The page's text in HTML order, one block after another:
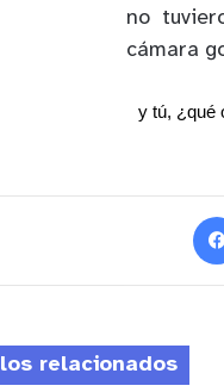
no
cámara
y tú, ¿qué
relacionados